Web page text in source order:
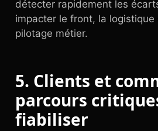
détecter rapidement les
impacter le front, la
pilotage métier.
5. Clients et
parcours
fiabiliser